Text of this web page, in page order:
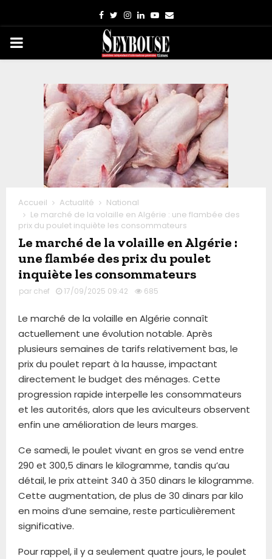
Facebook
TwitterInstagram
LinkedinYoutube
Email
PRIMARY
Accueil Actualité
National
Le marché de la volaille en Algérie : une flambée des
prix du poulet inquiète les consommateurs
Le marché de la volaille en Algérie :
une flambée des prix du poulet
inquiète les consommateurs
par chef 17/09/2025 09:42 685
Le marché de la volaille en Algérie connaît
actuellement une évolution notable. Après
plusieurs semaines de tarifs relativement bas, le
prix du poulet repart à la hausse, impactant
directement le budget des ménages. Cette
progression rapide interpelle les consommateurs
et les autorités, alors que les aviculteurs observent
enfin une amélioration de leurs marges.
Ce samedi, le poulet vivant en gros se vend entre
290 et 300,5 dinars le kilogramme, tandis qu’au
détail, le prix atteint 340 à 350 dinars le kilogramme.
Cette augmentation, de plus de 30 dinars par kilo
en moins d’une semaine, reste particulièrement
significative.
Pour rappel, il y a seulement quatre jours, le poulet